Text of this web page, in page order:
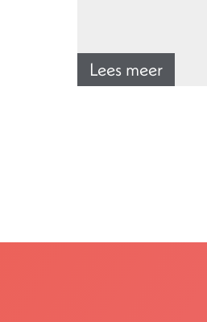
Lees meer